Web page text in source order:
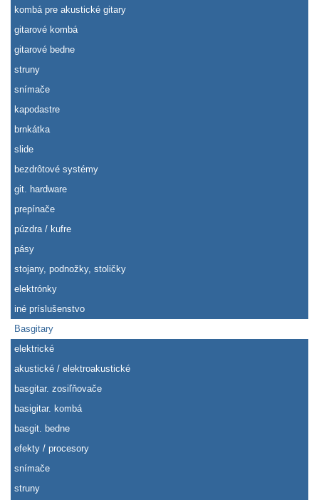
kombá pre akustické gitary
gitarové kombá
gitarové bedne
struny
snímače
kapodastre
brnkátka
slide
bezdrôtové systémy
git. hardware
prepínače
púzdra / kufre
pásy
stojany, podnožky, stoličky
elektrónky
iné príslušenstvo
Basgitary
elektrické
akustické / elektroakustické
basgitar. zosiľňovače
basigitar. kombá
basgit. bedne
efekty / procesory
snímače
struny